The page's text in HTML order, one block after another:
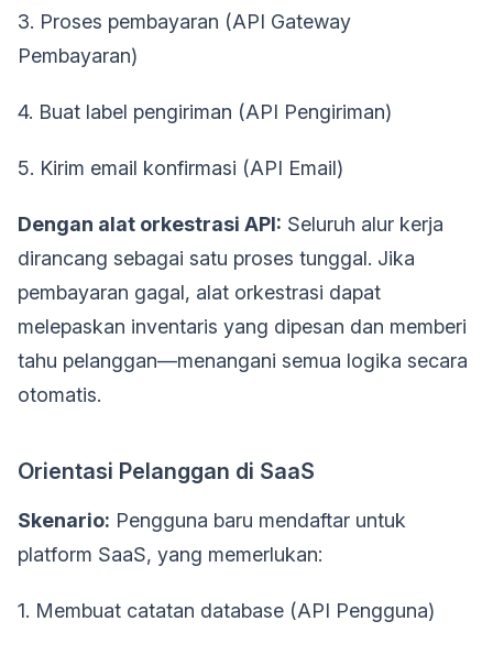
3. Proses pembayaran (API Gateway
Pembayaran)
4. Buat label pengiriman (API Pengiriman)
5. Kirim email konfirmasi (API Email)
Dengan alat orkestrasi API: Seluruh alur kerja
dirancang sebagai satu proses tunggal. Jika
pembayaran gagal, alat orkestrasi dapat
melepaskan inventaris yang dipesan dan memberi
tahu pelanggan—menangani semua logika secara
otomatis.
Orientasi Pelanggan di SaaS
Skenario: Pengguna baru mendaftar untuk
platform SaaS, yang memerlukan:
1. Membuat catatan database (API Pengguna)